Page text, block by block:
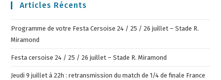
Articles Récents
Programme de votre Festa Cersoise 24 / 25 / 26 juillet – Stade R.
Miramond
Festa cersoise 24 / 25 / 26 juillet – Stade R. Miramond
Jeudi 9 juillet à 22h : retransmission du match de 1/4 de finale France